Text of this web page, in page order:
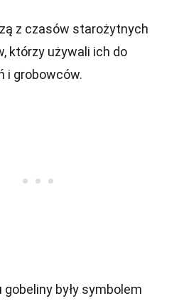
z czasów starożytnych
którzy używali ich do
i grobowców.
były symbolem